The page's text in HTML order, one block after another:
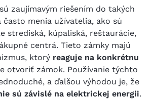
sú zaujímavým riešením do takých
často menia užívatelia, ako sú
strediská, kúpaliská, reštaurácie,
centrá. Tieto zámky majú
ktorý reaguje na konkrétnu
otvoriť zámok. Používanie týchto
a ďalšou výhodou je, že
sú závislé na elektrickej energii.